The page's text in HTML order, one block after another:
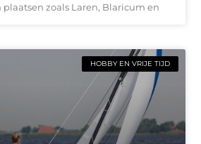
zoals Laren, Blaricum en
HOBBY EN VRIJE TIJD